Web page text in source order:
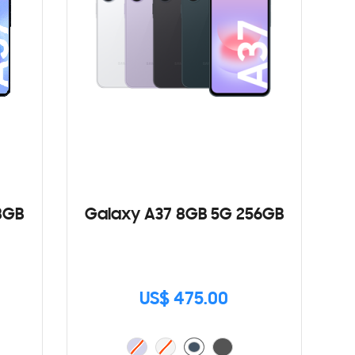
Galaxy A37 8GB 5G 256GB
US$ 475.00